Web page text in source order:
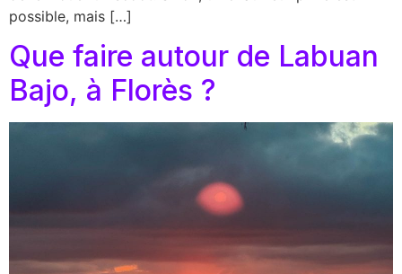
possible, mais […]
Que faire autour de Labuan
Bajo, à Florès ?